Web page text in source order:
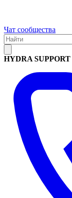
Чат сообщества
HYDRA SUPPORT